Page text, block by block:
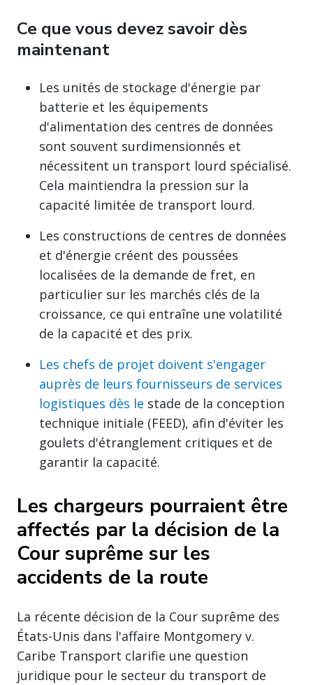
Ce que vous devez savoir dès
maintenant
Les unités de stockage d'énergie par
batterie et les équipements
d'alimentation des centres de données
sont souvent surdimensionnés et
nécessitent un transport lourd spécialisé.
Cela maintiendra la pression sur la
capacité limitée de transport lourd.
Les constructions de centres de données
et d'énergie créent des poussées
localisées de la demande de fret, en
particulier sur les marchés clés de la
croissance, ce qui entraîne une volatilité
de la capacité et des prix.
Les chefs de projet doivent s'engager
auprès de leurs fournisseurs de services
logistiques dès le stade de la conception
technique initiale (FEED), afin d'éviter les
goulets d'étranglement critiques et de
garantir la capacité.
Les chargeurs pourraient être
affectés par la décision de la
Cour suprême sur les
accidents de la route
La récente décision de la Cour suprême des
États-Unis dans l'affaire Montgomery v.
Caribe Transport clarifie une question
juridique pour le secteur du transport de